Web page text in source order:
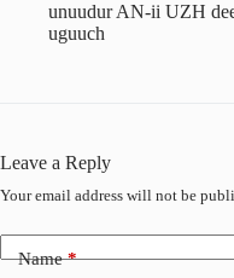
unuudur AN-ii UZH
uguuch
Leave a Reply
Your email address will not be
Name*